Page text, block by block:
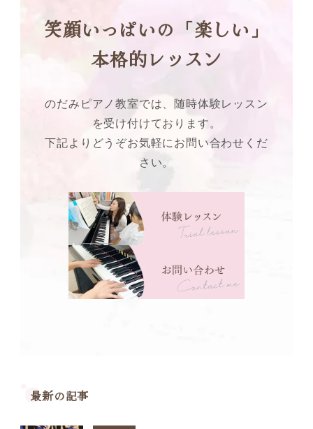
笑顔いっぱいの「楽しい」
本格的レッスン
のだみピアノ教室では、随時体験レッスン
を受け付けております。
下記よりどうぞお気軽にお問い合わせくだ
さい。
最新の記事